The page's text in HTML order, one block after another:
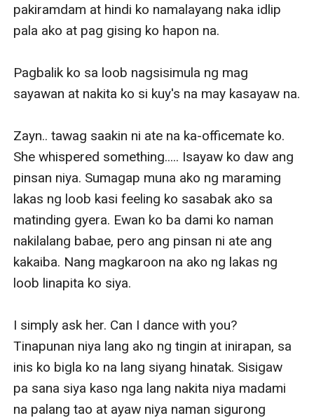
pakiramdam at hindi ko namalayang naka idlip
pala ako at pag gising ko hapon na.
Pagbalik ko sa loob nagsisimula ng mag
sayawan at nakita ko si kuy's na may kasayaw na.
Zayn.. tawag saakin ni ate na ka-officemate ko.
She whispered something..... Isayaw ko daw ang
pinsan niya. Sumagap muna ako ng maraming
lakas ng loob kasi feeling ko sasabak ako sa
matinding gyera. Ewan ko ba dami ko naman
nakilalang babae, pero ang pinsan ni ate ang
kakaiba. Nang magkaroon na ako ng lakas ng
loob linapita ko siya.
I simply ask her. Can I dance with you?
Tinapunan niya lang ako ng tingin at inirapan, sa
inis ko bigla ko na lang siyang hinatak. Sisigaw
pa sana siya kaso nga lang nakita niya madami
na palang tao at ayaw niya naman sigurong